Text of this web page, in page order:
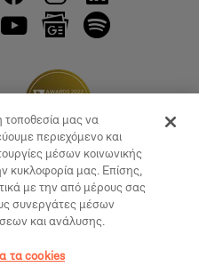
τοποθεσία μας να
περιεχόμενο και
μέσων κοινωνικής
κυκλοφορία μας. Επίσης,
με την από μέρους σας
συνεργάτες μέσων
και ανάλυσης.
τα cookies